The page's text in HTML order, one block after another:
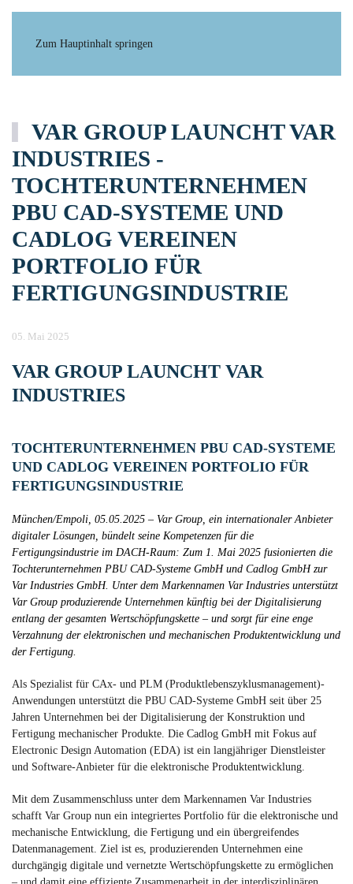
Zum Hauptinhalt springen
VAR GROUP LAUNCHT VAR
INDUSTRIES -
TOCHTERUNTERNEHMEN
PBU CAD-SYSTEME UND
CADLOG VEREINEN
PORTFOLIO FÜR
FERTIGUNGSINDUSTRIE
05. Mai 2025
VAR GROUP LAUNCHT VAR
INDUSTRIES
TOCHTERUNTERNEHMEN PBU CAD-SYSTEME
UND CADLOG VEREINEN PORTFOLIO FÜR
FERTIGUNGSINDUSTRIE
München/Empoli, 05.05.2025 – Var Group, ein internationaler Anbieter
digitaler Lösungen, bündelt seine Kompetenzen für die
Fertigungsindustrie im DACH-Raum: Zum 1. Mai 2025 fusionierten die
Tochterunternehmen PBU CAD-Systeme GmbH und Cadlog GmbH zur
Var Industries GmbH. Unter dem Markennamen Var Industries unterstützt
Var Group produzierende Unternehmen künftig bei der Digitalisierung
entlang der gesamten Wertschöpfungskette – und sorgt für eine enge
Verzahnung der elektronischen und mechanischen Produktentwicklung und
der Fertigung.
Als Spezialist für CAx- und PLM (Produktlebenszyklusmanagement)-
Anwendungen unterstützt die PBU CAD-Systeme GmbH seit über 25
Jahren Unternehmen bei der Digitalisierung der Konstruktion und
Fertigung mechanischer Produkte. Die Cadlog GmbH mit Fokus auf
Electronic Design Automation (EDA) ist ein langjähriger Dienstleister
und Software-Anbieter für die elektronische Produktentwicklung.
Mit dem Zusammenschluss unter dem Markennamen Var Industries
schafft Var Group nun ein integriertes Portfolio für die elektronische und
mechanische Entwicklung, die Fertigung und ein übergreifendes
Datenmanagement. Ziel ist es, produzierenden Unternehmen eine
durchgängig digitale und vernetzte Wertschöpfungskette zu ermöglichen